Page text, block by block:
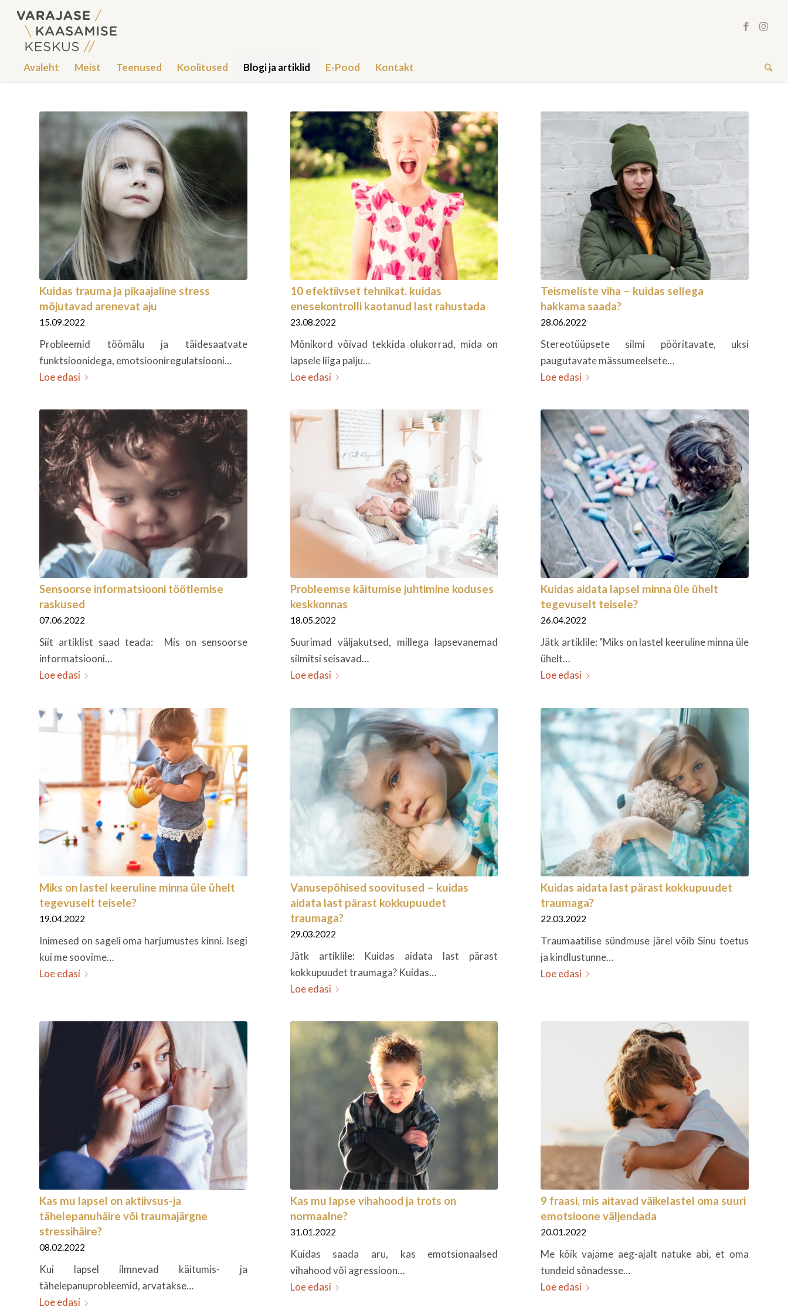
Avaleht Meist Teenused Koolitused Blogi ja artiklid E-Pood Kontakt
Kuidas trauma ja pikaajaline stress
mõjutavad arenevat aju
15.09.2022
Probleemid töömälu ja täidesaatvate
funktsioonidega, emotsiooniregulatsiooni…
Loe edasi
10 efektiivset tehnikat, kuidas
enesekontrolli kaotanud last rahustada
23.08.2022
Mõnikord võivad tekkida olukorrad, mida on
lapsele liiga palju…
Loe edasi
Teismeliste viha – kuidas sellega
hakkama saada?
28.06.2022
Stereotüüpsete silmi pööritavate, uksi
paugutavate mässumeelsete…
Loe edasi
Sensoorse informatsiooni töötlemise
raskused
07.06.2022
Siit artiklist saad teada: Mis on sensoorse
informatsiooni…
Loe edasi
Probleemse käitumise juhtimine koduses
keskkonnas
18.05.2022
Suurimad väljakutsed, millega lapsevanemad
silmitsi seisavad…
Loe edasi
Kuidas aidata lapsel minna üle ühelt
tegevuselt teisele?
26.04.2022
Jätk artiklile: "Miks on lastel keeruline minna üle
ühelt…
Loe edasi
Miks on lastel keeruline minna üle ühelt
tegevuselt teisele?
19.04.2022
Inimesed on sageli oma harjumustes kinni. Isegi
kui me soovime…
Loe edasi
Vanusepõhised soovitused – kuidas
aidata last pärast kokkupuudet
traumaga?
29.03.2022
Jätk artiklile: Kuidas aidata last pärast
kokkupuudet traumaga? Kuidas…
Loe edasi
Kuidas aidata last pärast kokkupuudet
traumaga?
22.03.2022
Traumaatilise sündmuse järel võib Sinu toetus
ja kindlustunne…
Loe edasi
Kas mu lapsel on aktiivsus-ja
tähelepanuhäire või traumajärgne
stressihäire?
08.02.2022
Kui lapsel ilmnevad käitumis- ja
tähelepanuprobleemid, arvatakse…
Loe edasi
Kas mu lapse vihahood ja trots on
normaalne?
31.01.2022
Kuidas saada aru, kas emotsionaalsed
vihahood või agressioon…
Loe edasi
9 fraasi, mis aitavad väikelastel oma suuri
emotsioone väljendada
20.01.2022
Me kõik vajame aeg-ajalt natuke abi, et oma
tundeid sõnadesse…
Loe edasi